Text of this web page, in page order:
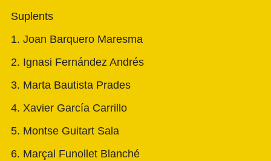
Suplents
1. Joan Barquero Maresma
2. Ignasi Fernández Andrés
3. Marta Bautista Prades
4. Xavier García Carrillo
5. Montse Guitart Sala
6. Marçal Funollet Blanché